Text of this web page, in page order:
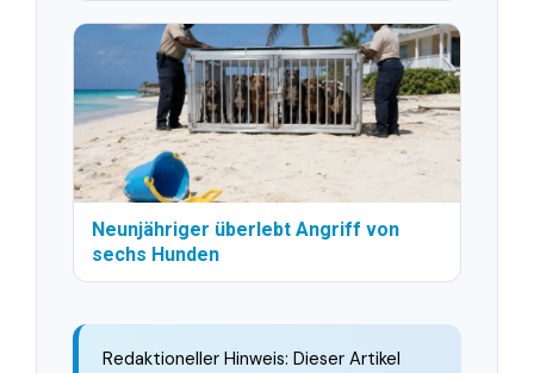
Neunjähriger überlebt Angriff von
sechs Hunden
Redaktioneller Hinweis: Dieser Artikel